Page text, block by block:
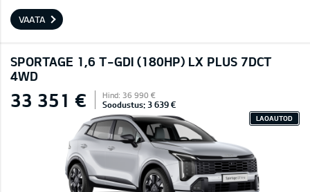
VAATA
SPORTAGE 1,6 T-GDI (180HP) LX PLUS 7DCT
4WD
33 351 € Hind: 36 990 €
Soodustus: 3 639 €
LAOAUTOD